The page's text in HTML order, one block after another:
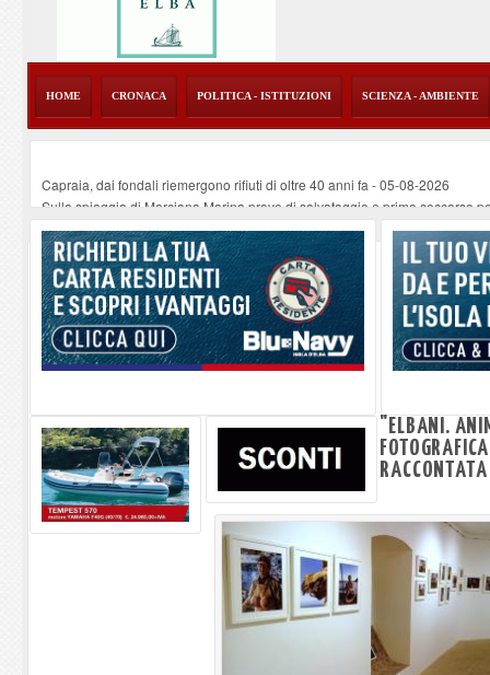
HOME CRONACA POLITICA - ISTITUZIONI SCIENZA - AMBIENTE
Capraia, dai fondali riemergono rifiuti di oltre 40 anni fa -05-08-2026
Sulla spiaggia di Marciana Marina prove di salvataggio e primo soccorso
Rotta Elba–Bali: il viaggio impossibile di Moira Lena Tassi approda al
Il 9 e 11 agosto, due passeggiate alla scoperta di chiese, santi, antichi
Danilo Casali, marinaio decorato dell’Elba e la straordinaria traversata con
"ELBANI.